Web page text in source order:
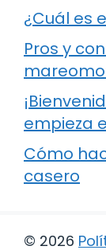
¿Cuál es
Pros y
empieza
Cómo
casero
© 2026